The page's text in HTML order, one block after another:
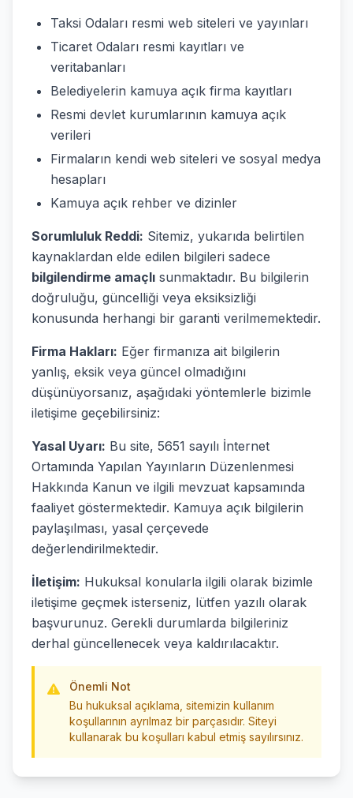
Taksi Odaları resmi web siteleri ve yayınları
Ticaret Odaları resmi kayıtları ve
veritabanları
Belediyelerin kamuya açık firma kayıtları
Resmi devlet kurumlarının kamuya açık
verileri
Firmaların kendi web siteleri ve sosyal medya
hesapları
Kamuya açık rehber ve dizinler
Sorumluluk Reddi: Sitemiz, yukarıda belirtilen
kaynaklardan elde edilen bilgileri sadece
bilgilendirme amaçlı sunmaktadır. Bu bilgilerin
doğruluğu, güncelliği veya eksiksizliği
konusunda herhangi bir garanti verilmemektedir.
Firma Hakları: Eğer firmanıza ait bilgilerin
yanlış, eksik veya güncel olmadığını
düşünüyorsanız, aşağıdaki yöntemlerle bizimle
iletişime geçebilirsiniz:
Yasal Uyarı: Bu site, 5651 sayılı İnternet
Ortamında Yapılan Yayınların Düzenlenmesi
Hakkında Kanun ve ilgili mevzuat kapsamında
faaliyet göstermektedir. Kamuya açık bilgilerin
paylaşılması, yasal çerçevede
değerlendirilmektedir.
İletişim: Hukuksal konularla ilgili olarak bizimle
iletişime geçmek isterseniz, lütfen yazılı olarak
başvurunuz. Gerekli durumlarda bilgileriniz
derhal güncellenecek veya kaldırılacaktır.
Önemli Not
Bu hukuksal açıklama, sitemizin kullanım
koşullarının ayrılmaz bir parçasıdır. Siteyi
kullanarak bu koşulları kabul etmiş sayılırsınız.